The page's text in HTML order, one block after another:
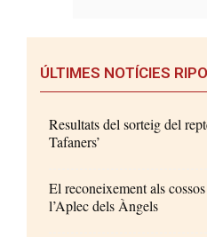
ÚLTIMES NOTÍCIES
Resultats del sorteig del
Tafaners’
El reconeixement als
l’Aplec dels Àngels